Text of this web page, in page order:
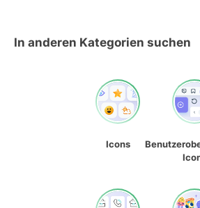
In anderen Kategorien suchen
Icons